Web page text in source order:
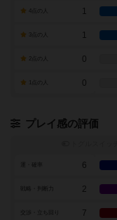
1
1
0
0
プレイ感の評価
6
戦略・判断力 2
7